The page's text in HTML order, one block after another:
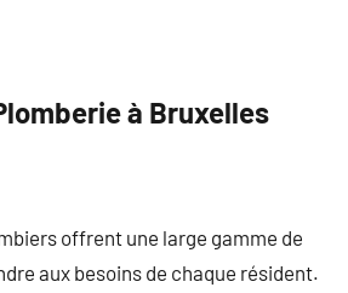
à Bruxelles
offrent une large gamme de
aux besoins de chaque résident.